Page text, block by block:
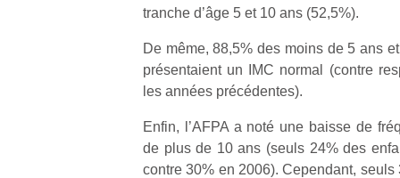
tranche d’âge 5 et 10 ans (52,5%).
De même, 88,5% des moins de 5 ans
présentaient un IMC normal (contre
les années précédentes).
Enfin, l’AFPA a noté une baisse de
de plus de 10 ans (seuls 24% des
contre 30% en 2006). Cependant, seuls
…